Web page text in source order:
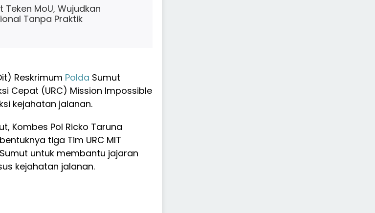
MoU, Wujudkan
Tanpa Praktik
Reskrimum Polda Sumut
Cepat (URC) Mission Impossible
kejahatan jalanan.
Kombes Pol Ricko Taruna
tiga Tim URC MIT
Sumut untuk membantu jajaran
kejahatan jalanan.